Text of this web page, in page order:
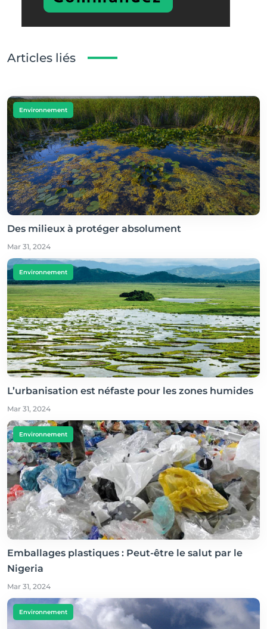
Articles liés
Environnement
Des milieux à protéger absolument
Mar 31, 2024
Environnement
L’urbanisation est néfaste pour les zones humides
Mar 31, 2024
Environnement
Emballages plastiques : Peut-être le salut par le
Nigeria
Mar 31, 2024
Environnement